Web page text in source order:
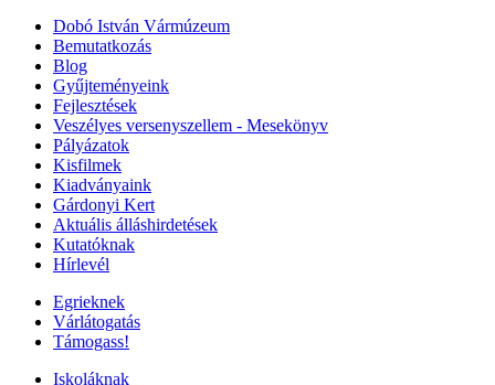
Dobó István Vármúzeum
Bemutatkozás
Blog
Gyűjteményeink
Fejlesztések
Veszélyes versenyszellem - Mesekönyv
Pályázatok
Kisfilmek
Kiadványaink
Gárdonyi Kert
Aktuális álláshirdetések
Kutatóknak
Hírlevél
Egrieknek
Várlátogatás
Támogass!
Iskoláknak